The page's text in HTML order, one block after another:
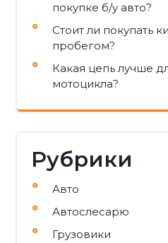
покупке б/у авто?
Стоит ли покупать
пробегом?
Какая цепь лучше
мотоцикла?
Рубрики
Авто
Автослесарю
Грузовики